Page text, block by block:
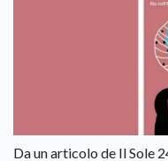
Da un articolo de Il Sole